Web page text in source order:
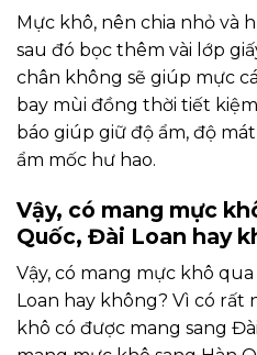
Mực khô, nên chia nhỏ và
sau đó bọc thêm vài lớp
chân không sẽ giúp mực
bay mùi đồng thời tiết
báo giúp giữ độ ẩm, độ
ẩm mốc hư hao.
Vậy, có mang mực
Quốc, Đài Loan hay
Vậy, có mang mực khô
Loan hay không? Vì có
khô có được mang sang